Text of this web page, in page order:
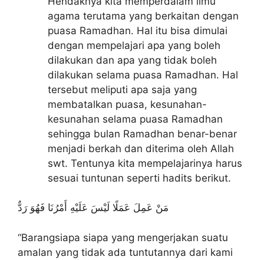
agama terutama yang berkaitan dengan
puasa Ramadhan. Hal itu bisa dimulai
dengan mempelajari apa yang boleh
dilakukan dan apa yang tidak boleh
dilakukan selama puasa Ramadhan. Hal
tersebut meliputi apa saja yang
membatalkan puasa, kesunahan-
kesunahan selama puasa Ramadhan
sehingga bulan Ramadhan benar-benar
menjadi berkah dan diterima oleh Allah
swt. Tentunya kita mempelajarinya harus
sesuai tuntunan seperti hadits berikut.
مَنْ عَمِلَ عَمَلًا لَيْسَ عَلَيْهِ أَمْرُنَا فَهُوَ رَدٌّ
“Barangsiapa siapa yang mengerjakan suatu
amalan yang tidak ada tuntutannya dari kami